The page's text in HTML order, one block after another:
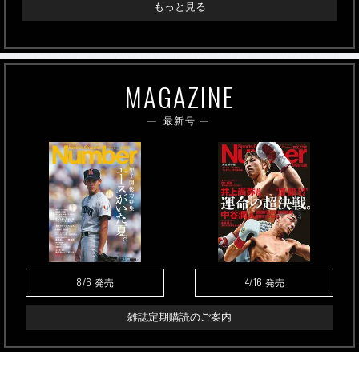
もっと見る
MAGAZINE
最新号
8/6 発売 4/16 発売
雑誌定期購読のご案内